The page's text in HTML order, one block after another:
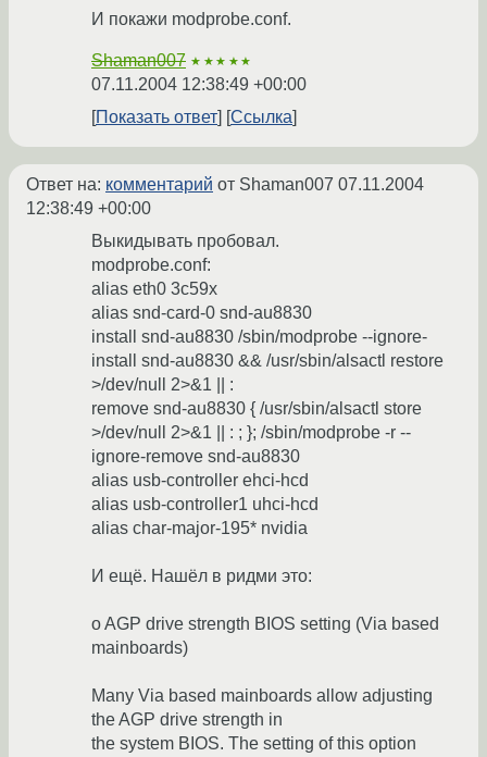
И покажи modprobe.conf.
Shaman007 ★★★★★
07.11.2004 12:38:49 +00:00
Показать ответ
Ссылка
Ответ на: комментарий от Shaman007 07.11.2004
12:38:49 +00:00
Выкидывать пробовал.
modprobe.conf:
alias eth0 3c59x
alias snd-card-0 snd-au8830
install snd-au8830 /sbin/modprobe --ignore-
install snd-au8830 && /usr/sbin/alsactl restore
>/dev/null 2>&1 || :
remove snd-au8830 { /usr/sbin/alsactl store
>/dev/null 2>&1 || : ; }; /sbin/modprobe -r --
ignore-remove snd-au8830
alias usb-controller ehci-hcd
alias usb-controller1 uhci-hcd
alias char-major-195* nvidia
И ещё. Нашёл в ридми это:
o AGP drive strength BIOS setting (Via based
mainboards)
Many Via based mainboards allow adjusting
the AGP drive strength in
the system BIOS. The setting of this option